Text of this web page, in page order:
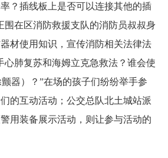
？插线板上是否可以连接其他的插
围在区消防救援支队的消防员叔叔身
材使用知识，宣传消防相关法律法
心肺复苏和海姆立克急救法？谁会使
器）？”在场的孩子们纷纷举手参
的互动活动；公交总队北土城站派
用装备展示活动，则让参与活动的